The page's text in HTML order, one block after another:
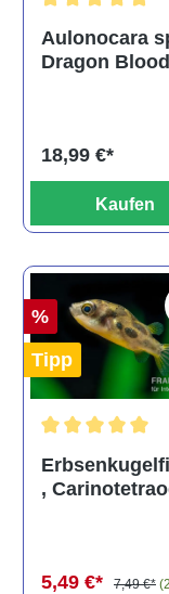
Aulonocara
Dragon Blood
18,99 €*
Kaufen
%
Tipp
,
5,49 €* 7,49 €*